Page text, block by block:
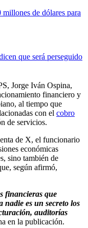
de dólares para
que será perseguido
Jorge Iván Ospina,
financiero y
al tiempo que
con el cobro
de servicios.
de X, el funcionario
económicas
sino también de
según afirmó,
financieras que
nadie es un secreto los
auditorías
en la publicación.